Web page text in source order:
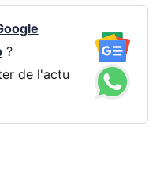
?
de l'actu